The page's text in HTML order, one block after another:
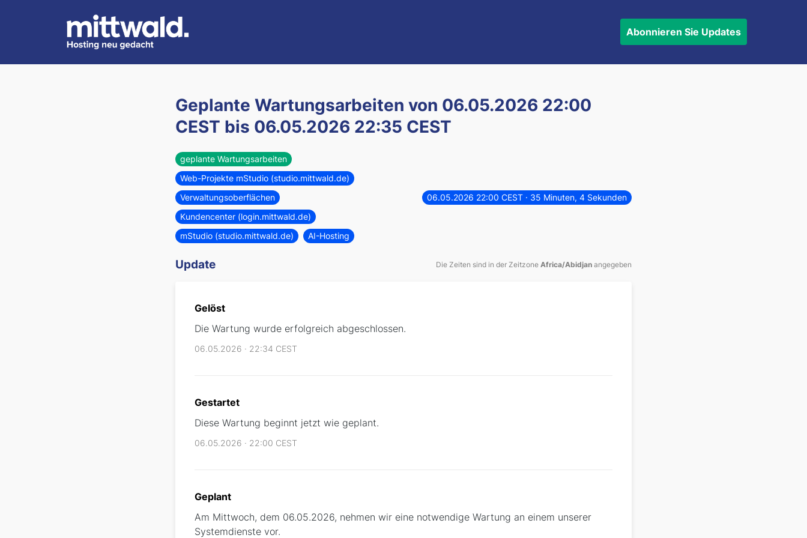
Abonnieren Sie Updates
Geplante Wartungsarbeiten von 06.05.2026 22:00
CEST bis 06.05.2026 22:35 CEST
geplante Wartungsarbeiten
Web-Projekte mStudio (studio.mittwald.de)
Verwaltungsoberflächen
Kundencenter (login.mittwald.de)
mStudio (studio.mittwald.de)
AI-Hosting
06.05.2026 22:00 CEST · 35 Minuten, 4 Sekunden
Update Die Zeiten sind in der Zeitzone Africa/Abidjan angegeben
Gelöst
Die Wartung wurde erfolgreich abgeschlossen.
06.05.2026 · 22:34 CEST
Gestartet
Diese Wartung beginnt jetzt wie geplant.
06.05.2026 · 22:00 CEST
Geplant
Am Mittwoch, dem 06.05.2026, nehmen wir eine notwendige Wartung an einem unserer
Systemdienste vor.